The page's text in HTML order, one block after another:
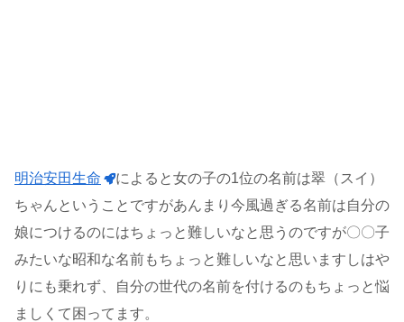
明治安田生命
によると女の子の1位の名前は翠（スイ）
ちゃんということですがあんまり今風過ぎる名前は自分の
娘につけるのにはちょっと難しいなと思うのですが〇〇子
みたいな昭和な名前もちょっと難しいなと思いますしはや
りにも乗れず、自分の世代の名前を付けるのもちょっと悩
ましくて困ってます。